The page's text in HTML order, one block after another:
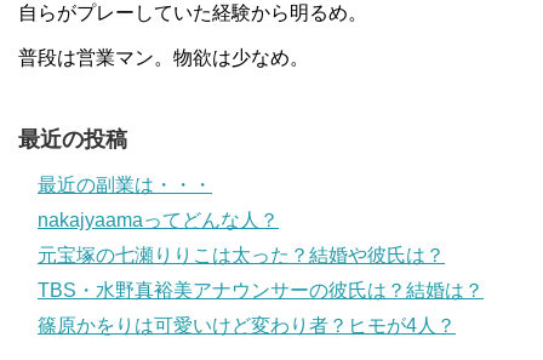
自らがプレーしていた経験から明るめ。
普段は営業マン。物欲は少なめ。
最近の投稿
最近の副業は・・・
nakajyaamaってどんな人？
元宝塚の七瀬りりこは太った？結婚や彼氏は？
TBS・水野真裕美アナウンサーの彼氏は？結婚は？
篠原かをりは可愛いけど変わり者？ヒモが4人？